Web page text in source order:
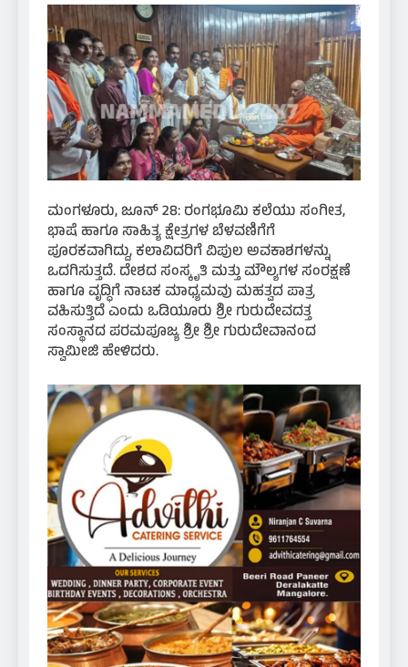
ಮಂಗಳೂರು, ಜೂನ್ 28: ರಂಗಭೂಮಿ ಕಲೆಯು ಸಂಗೀತ,
ಭಾಷೆ ಹಾಗೂ ಸಾಹಿತ್ಯ ಕ್ಷೇತ್ರಗಳ ಬೆಳವಣಿಗೆಗೆ
ಪೂರಕವಾಗಿದ್ದು, ಕಲಾವಿದರಿಗೆ ವಿಪುಲ ಅವಕಾಶಗಳನ್ನು
ಒದಗಿಸುತ್ತದೆ. ದೇಶದ ಸಂಸ್ಕೃತಿ ಮತ್ತು ಮೌಲ್ಯಗಳ ಸಂರಕ್ಷಣೆ
ಹಾಗೂ ವೃದ್ಧಿಗೆ ನಾಟಕ ಮಾಧ್ಯಮವು ಮಹತ್ವದ ಪಾತ್ರ
ವಹಿಸುತ್ತಿದೆ ಎಂದು ಒಡಿಯೂರು ಶ್ರೀ ಗುರುದೇವದತ್ತ
ಸಂಸ್ಥಾನದ ಪರಮಪೂಜ್ಯ ಶ್ರೀ ಶ್ರೀ ಗುರುದೇವಾನಂದ
ಸ್ವಾಮೀಜಿ ಹೇಳಿದರು.